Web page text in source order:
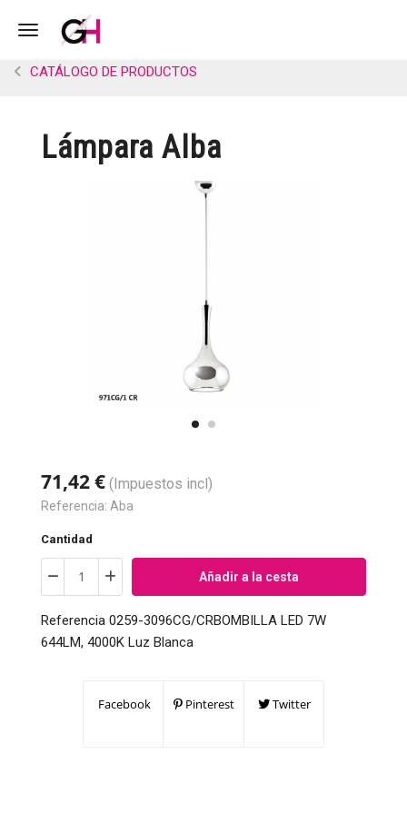
Toggle navigation
CATÁLOGO DE PRODUCTOS
Lámpara Alba
71,42 € (Impuestos incl)
Referencia: Aba
Cantidad
Añadir a la cesta
Referencia 0259-3096CG/CRBOMBILLA LED 7W
644LM, 4000K Luz Blanca
Facebook Pinterest Twitter